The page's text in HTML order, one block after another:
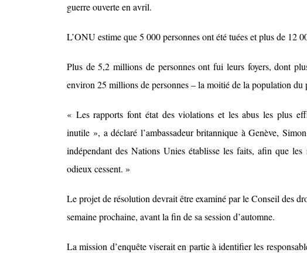
guerre ouverte en avril.
L’ONU estime que 5 000 personnes ont été tuées et plus de 12
Plus de 5,2 millions de personnes ont fui leurs foyers, dont
environ 25 millions de personnes – la moitié de la population
« Les rapports font état des violations et les abus les plus
inutile », a déclaré l’ambassadeur britannique à Genève,
indépendant des Nations Unies établisse les faits, afin que
odieux cessent. »
Le projet de résolution devrait être examiné par le Conseil des
semaine prochaine, avant la fin de sa session d’automne.
La mission d’enquête viserait en partie à identifier les